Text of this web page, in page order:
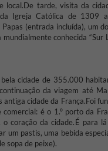
local.De tarde, visita da
da Igreja Católica de
(entrada incluída), um
conhecida “Sur
cidade de 355.000
da viagem até
antiga cidade da França.Foi
é o 1.º porto da
coração da cidade.É para
um pastis, uma bebida
sopa de peixe).